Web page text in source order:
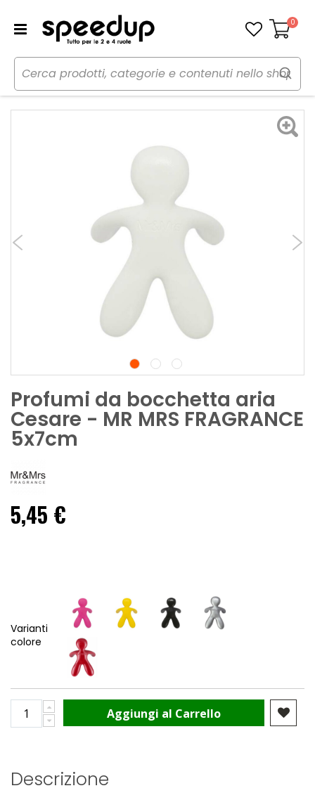
Carrello
0
Home Auto Cura dell'auto
Profumi
Profumi da bocchetta aria Cesare - MR MRS FRAGRANCE
Profumi da bocchetta aria
Cesare - MR MRS FRAGRANCE
5x7cm
5,45 €
Varianti
colore
Aggiungi al Carrello
Descrizione